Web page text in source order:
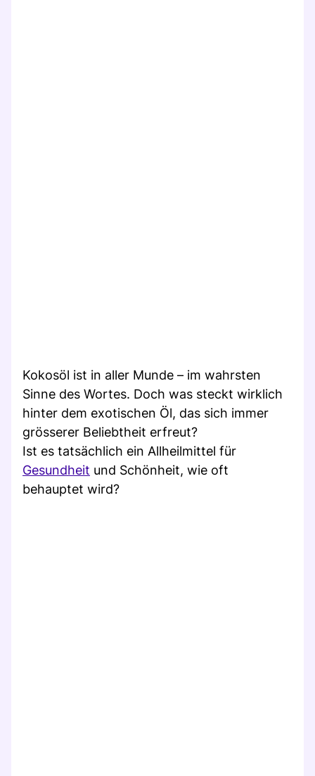
Kokosöl ist in aller Munde – im wahrsten
Sinne des Wortes. Doch was steckt wirklich
hinter dem exotischen Öl, das sich immer
grösserer Beliebtheit erfreut?
Ist es tatsächlich ein Allheilmittel für
Gesundheit und Schönheit, wie oft
behauptet wird?